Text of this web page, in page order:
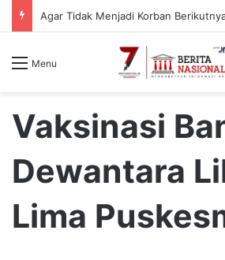
Menu
Vaksinasi
Dewantara
Lima